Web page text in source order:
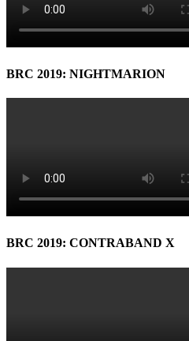
BRC 2019: NIGHTMARION
BRC 2019: CONTRABAND X